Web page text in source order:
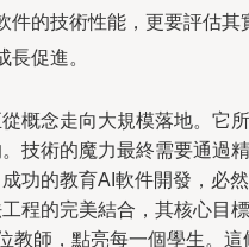
件的技術性能，更要評估其
促進。
概念走向大規模落地。它所
技術的魔力最終需要通過精
功的教育AI軟件開發，必然
程的完美結合，其核心目標
教師，點亮每一個學生。這